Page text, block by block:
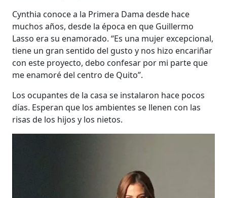
Cynthia conoce a la Primera Dama desde hace
muchos años, desde la época en que Guillermo
Lasso era su enamorado. “Es una mujer excepcional,
tiene un gran sentido del gusto y nos hizo encariñar
con este proyecto, debo confesar por mi parte que
me enamoré del centro de Quito”.
Los ocupantes de la casa se instalaron hace pocos
días. Esperan que los ambientes se llenen con las
risas de los hijos y los nietos.